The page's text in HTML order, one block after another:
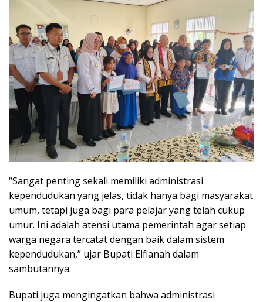
“Sangat penting sekali memiliki administrasi
kependudukan yang jelas, tidak hanya bagi masyarakat
umum, tetapi juga bagi para pelajar yang telah cukup
umur. Ini adalah atensi utama pemerintah agar setiap
warga negara tercatat dengan baik dalam sistem
kependudukan,” ujar Bupati Elfianah dalam
sambutannya.
Bupati juga mengingatkan bahwa administrasi